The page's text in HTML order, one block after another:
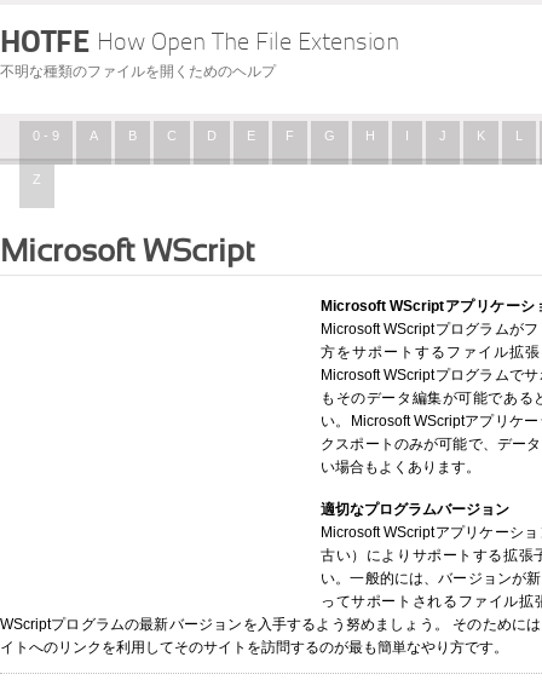
HOTFE How Open The File Extension
不明な種類のファイルを開くためのヘルプ
0 - 9 A B C D E F G H I J K L
Z
Microsoft WScript
Microsoft WScriptアプリケーシ
Microsoft WScriptプログラムが
方をサポートするファイル拡
Microsoft WScriptプログラムで
もそのデータ編集が可能であ
い。Microsoft WScriptアプリケ
クスポートのみが可能で、デー
い場合もよくあります。
適切なプログラムバージョン
Microsoft WScriptアプリケーシ
古い）によりサポートする拡張
い。一般的には、バージョンが
ってサポートされるファイル拡
WScriptプログラムの最新バージョンを入手するよう努めましょう。 そのために
イトへのリンクを利用してそのサイトを訪問するのが最も簡単なやり方です。